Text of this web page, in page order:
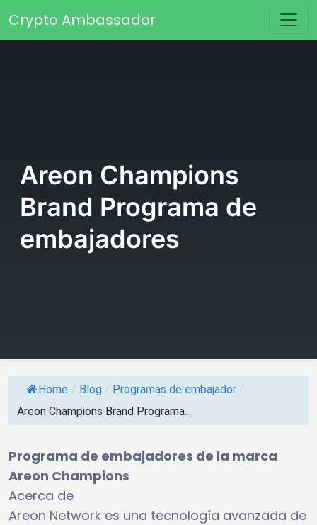
Navegación principal
Crypto Ambassador
Areon Champions
Brand Programa de
embajadores
Home / Blog / Programas de embajador /
Areon Champions Brand Programa...
Programa de embajadores de la marca
Areon Champions
Acerca de
Areon Network es una tecnología avanzada de